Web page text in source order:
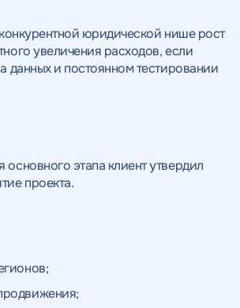
юридической нише рост
увеличения расходов, если
данных и постоянном тестировании
этапа клиент утвердил
проекта.